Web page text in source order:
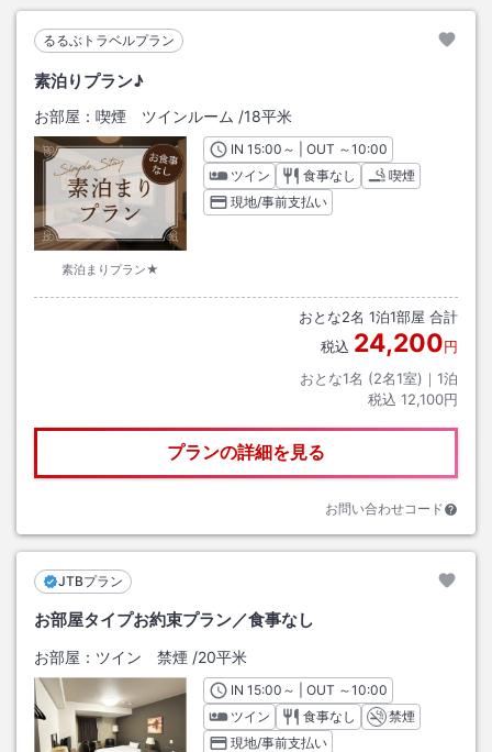
るるぶトラベルプラン
素泊りプラン♪
お部屋： 喫煙 ツインルーム /18平米
素泊まりプラン★
INチェックイン
15:00 ～ | OUT チェックアウト
～10:00
ツイン
食事なし
喫煙
現地/事前支払い
おとな2名 1泊1部屋 合計
税込 24,200円
おとな1名 (2名1室)｜ 1泊
税込 12,100円
プランの詳細を見る
お問い合わせコード
JTBプラン
お部屋タイプお約束プラン／食事なし
お部屋： ツイン 禁煙 /20平米
INチェックイン
15:00 ～ | OUT チェックアウト
～10:00
ツイン
食事なし
禁煙
現地/事前支払い